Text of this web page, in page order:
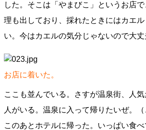
した。そこは「やまびこ」というお店
理も出しており、採れたときにはカエ
い。今はカエルの気分じゃないので大丈
お店に着いた。
ここも並んでいる。さすが温泉街、人
人がいる。温泉に入って帰りたいぜ。（
このあとホテルに帰った。いっぱい食べ